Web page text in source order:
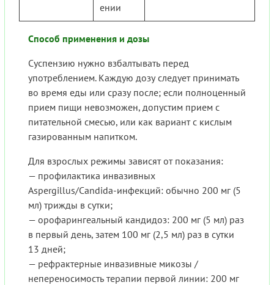
ении
Способ применения и дозы
Суспензию нужно взбалтывать перед
употреблением. Каждую дозу следует принимать
во время еды или сразу после; если полноценный
прием пищи невозможен, допустим прием с
питательной смесью, или как вариант с кислым
газированным напитком.
Для взрослых режимы зависят от показания:
— профилактика инвазивных
Aspergillus/Candida-инфекций: обычно 200 мг (5
мл) трижды в сутки;
— орофарингеальный кандидоз: 200 мг (5 мл) раз
в первый день, затем 100 мг (2,5 мл) раз в сутки
13 дней;
— рефрактерные инвазивные микозы /
непереносимость терапии первой линии: 200 мг